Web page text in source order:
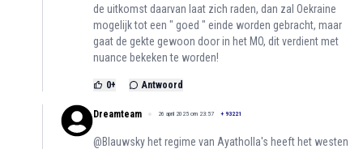
de uitkomst daarvan laat zich raden, dan zal Oekraine
mogelijk tot een " goed " einde worden gebracht, maar
gaat de gekte gewoon door in het MO, dit verdient met
nuance bekeken te worden!
0+ Antwoord
Dreamteam 26 april 2025 om 23:57 + 93221
@Blauwsky het regime van Ayatholla's heeft het westen